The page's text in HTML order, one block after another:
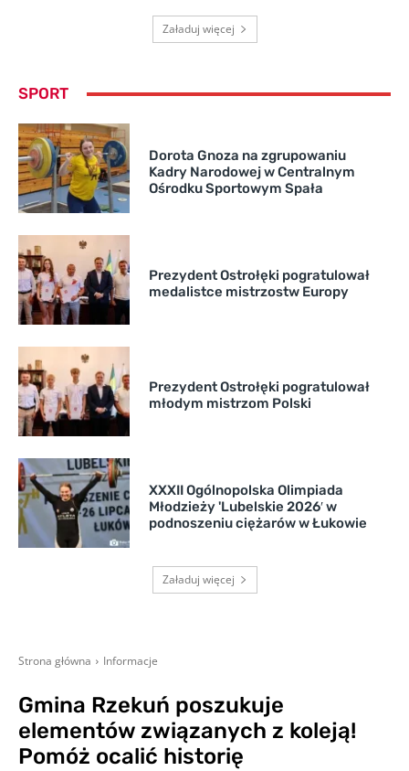
Załaduj więcej
SPORT
Dorota Gnoza na zgrupowaniu
Kadry Narodowej w Centralnym
Ośrodku Sportowym Spała
Prezydent Ostrołęki pogratulował
medalistce mistrzostw Europy
Prezydent Ostrołęki pogratulował
młodym mistrzom Polski
XXXII Ogólnopolska Olimpiada
Młodzieży 'Lubelskie 2026′ w
podnoszeniu ciężarów w Łukowie
Załaduj więcej